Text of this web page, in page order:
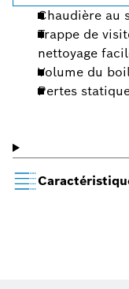
Chaudière au
Trappe de
nettoyage
Volume du
Pertes